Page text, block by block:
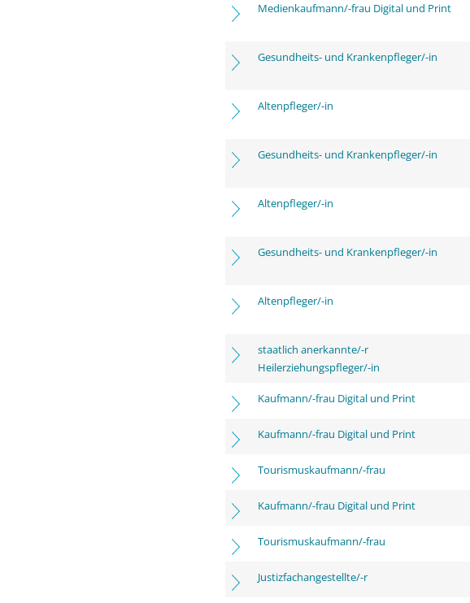
Medienkaufmann/-frau Digital und Print
Gesundheits- und Krankenpfleger/-in
Altenpfleger/-in
Gesundheits- und Krankenpfleger/-in
Altenpfleger/-in
Gesundheits- und Krankenpfleger/-in
Altenpfleger/-in
staatlich anerkannte/-r
Heilerziehungspfleger/-in
Kaufmann/-frau Digital und Print
Kaufmann/-frau Digital und Print
Tourismuskaufmann/-frau
Kaufmann/-frau Digital und Print
Tourismuskaufmann/-frau
Justizfachangestellte/-r